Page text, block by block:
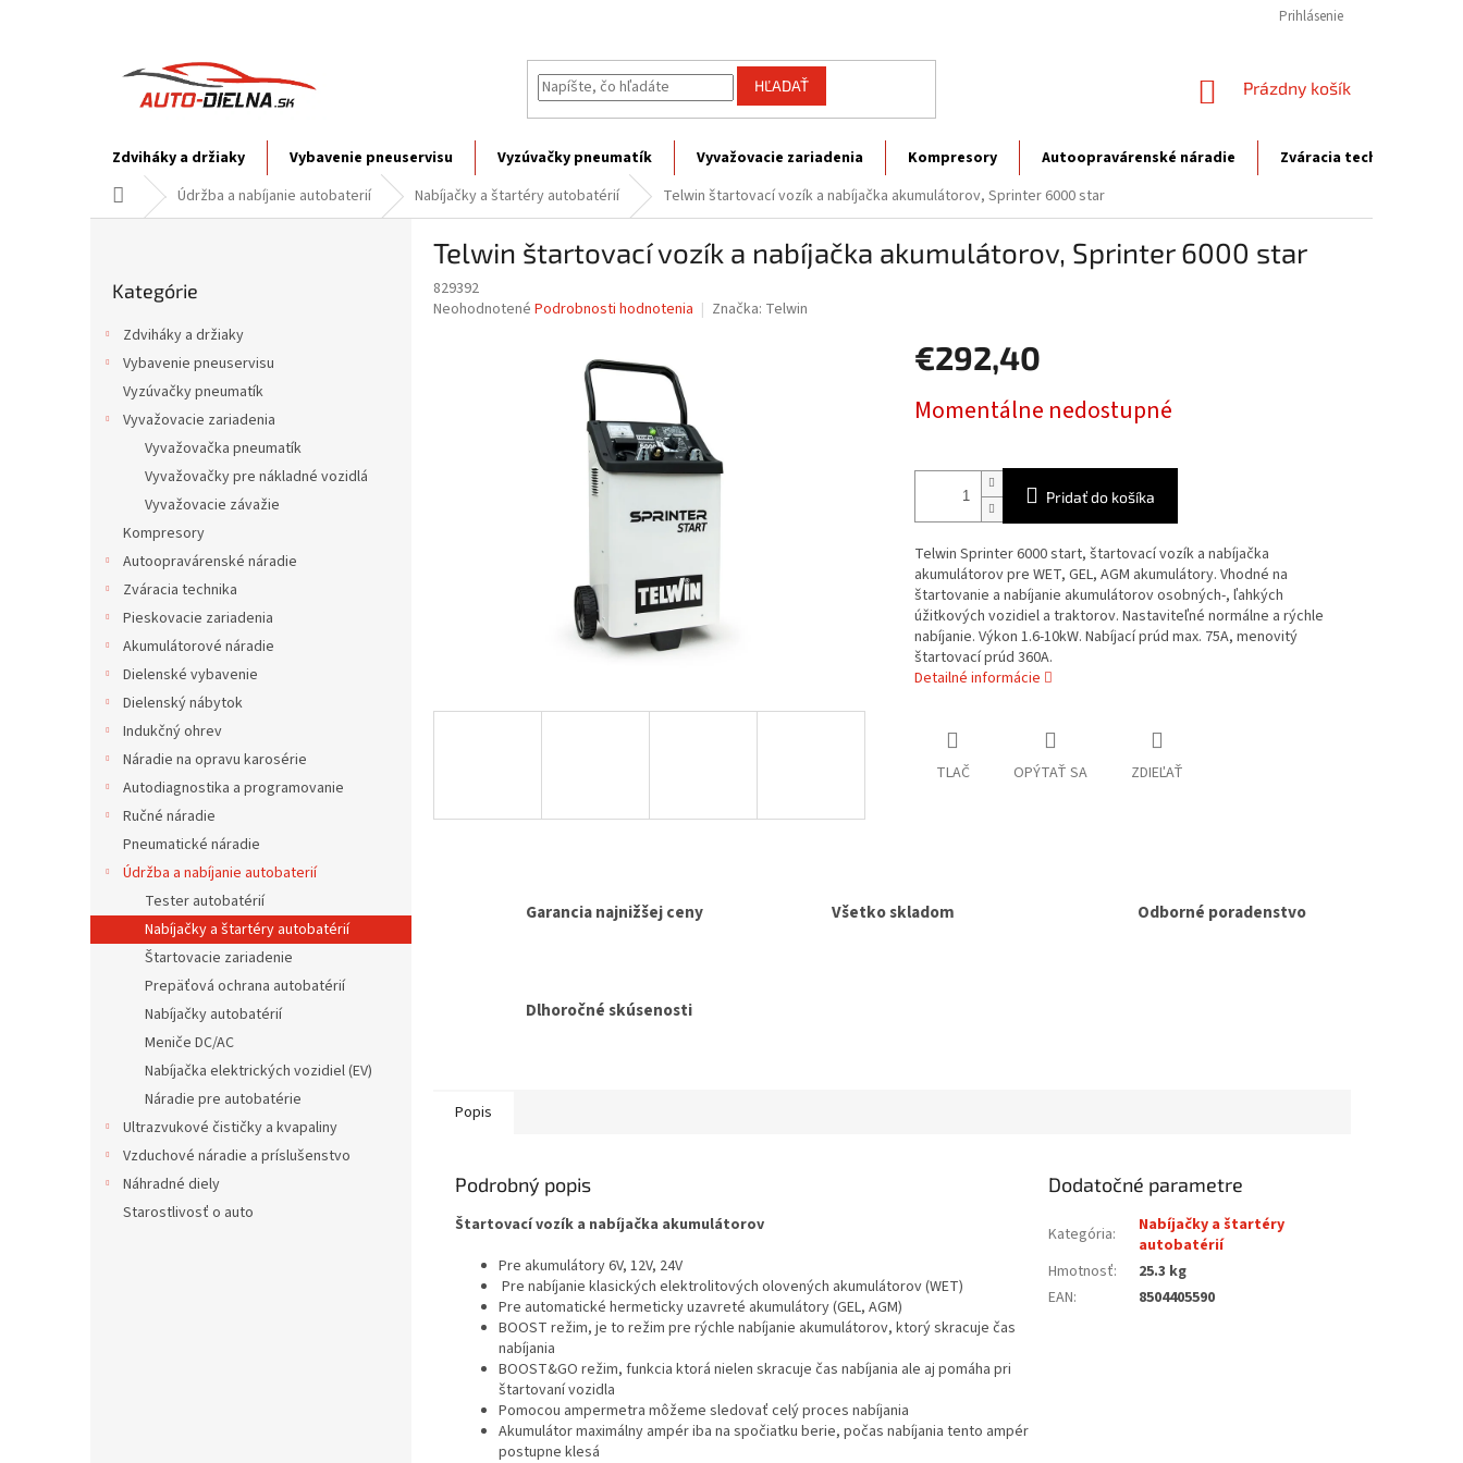
Prihlásenie
HĽADAŤ
NÁKUPNÝ
Prázdny košík
Zdviháky a držiaky Vybavenie pneuservisu Vyzúvačky pneumatík Vyvažovacie zariadenia Kompresory Autoopravárenské náradie Zváracia technika
DomovÚdržba a nabíjanie autobaterií Nabíjačky a štartéry autobatérií Telwin štartovací vozík a nabíjačka akumulátorov, Sprinter 6000 star
kategórie
Kategórie
Zdviháky a držiaky
Vybavenie pneuservisu
Vyzúvačky pneumatík
Vyvažovacie zariadenia
Vyvažovačka pneumatík
Vyvažovačky pre nákladné vozidlá
Vyvažovacie závažie
Kompresory
Autoopravárenské náradie
Zváracia technika
Pieskovacie zariadenia
Akumulátorové náradie
Dielenské vybavenie
Dielenský nábytok
Indukčný ohrev
Náradie na opravu karosérie
Autodiagnostika a programovanie
Ručné náradie
Pneumatické náradie
Údržba a nabíjanie autobaterií
Tester autobatérií
Nabíjačky a štartéry autobatérií
Štartovacie zariadenie
Prepäťová ochrana autobatérií
Nabíjačky autobatérií
Meniče DC/AC
Nabíjačka elektrických vozidiel (EV)
Náradie pre autobatérie
Ultrazvukové čističky a kvapaliny
Vzduchové náradie a príslušenstvo
Náhradné diely
Starostlivosť o auto
Telwin štartovací vozík a nabíjačka akumulátorov, Sprinter 6000 star
829392
Priemerné
Neohodnotené Podrobnosti hodnotenia Značka: Telwin
€292,40
cena:
Momentálne nedostupné
Pridať do košíka
Telwin Sprinter 6000 start, štartovací vozík a nabíjačka
akumulátorov pre WET, GEL, AGM akumulátory. Vhodné na
štartovanie a nabíjanie akumulátorov osobných-, ľahkých
úžitkových vozidiel a traktorov. Nastaviteľné normálne a rýchle
nabíjanie. Výkon 1.6-10kW. Nabíjací prúd max. 75A, menovitý
štartovací prúd 360A.
Detailné informácie
TLAČ OPÝTAŤ SA ZDIEĽAŤ
Garancia najnižšej ceny Všetko skladom Odborné poradenstvo
Dlhoročné skúsenosti
Popis
Podrobný popis
Štartovací vozík a nabíjačka akumulátorov
Pre akumulátory 6V, 12V, 24V
Pre nabíjanie klasických elektrolitových olovených akumulátorov (WET)
Pre automatické hermeticky uzavreté akumulátory (GEL, AGM)
BOOST režim, je to režim pre rýchle nabíjanie akumulátorov, ktorý skracuje čas
nabíjania
BOOST&GO režim, funkcia ktorá nielen skracuje čas nabíjania ale aj pomáha pri
štartovaní vozidla
Pomocou ampermetra môžeme sledovať celý proces nabíjania
Akumulátor maximálny ampér iba na spočiatku berie, počas nabíjania tento ampér
postupne klesá
Dodatočné parametre
Kategória:
Nabíjačky a štartéry
autobatérií
Hmotnosť:
25.3 kg
EAN: 8504405590